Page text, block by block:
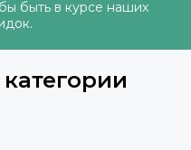
быть в курсе наших